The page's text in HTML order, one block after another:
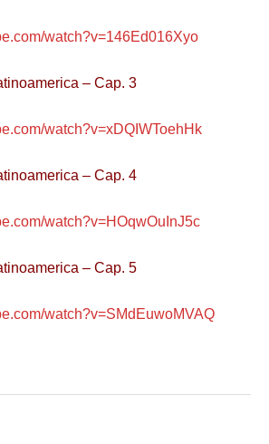
watch?v=146Ed016Xyo
– Cap. 3
watch?v=xDQIWToehHk
– Cap. 4
watch?v=HOqwOuInJ5c
– Cap. 5
watch?v=SMdEuwoMVAQ